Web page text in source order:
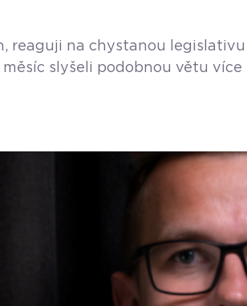
reaguji na chystanou
slyšeli podobnou větu